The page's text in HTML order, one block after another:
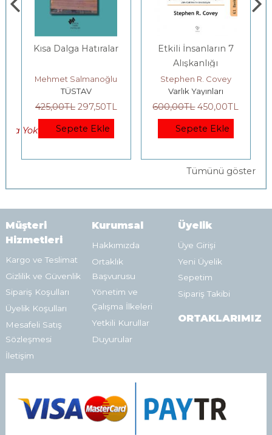
Yok)
Kısa Dalga Hatıralar
Mehmet Salmanoğlu
TÜSTAV
425,00TL 297,50TL
Sepete Ekle
Etkili İnsanların 7
Alışkanlığı
Stephen R. Covey
Varlık Yayınları
600,00TL 450,00TL
Sepete Ekle
Tümünü göster
Müşteri
Hizmetleri
Kargo ve Teslimat
Gizlilik ve Güvenlik
Sipariş Koşulları
Üyelik Koşulları
Mesafeli Satış
Sözleşmesi
İletişim
Kurumsal
Hakkımızda
Ortaklık
Başvurusu
Yönetim ve
Çalışma İlkeleri
Yetkili Kurullar
Duyurular
Üyelik
Üye Girişi
Yeni Üyelik
Sepetim
Sipariş Takibi
ORTAKLARIMIZ